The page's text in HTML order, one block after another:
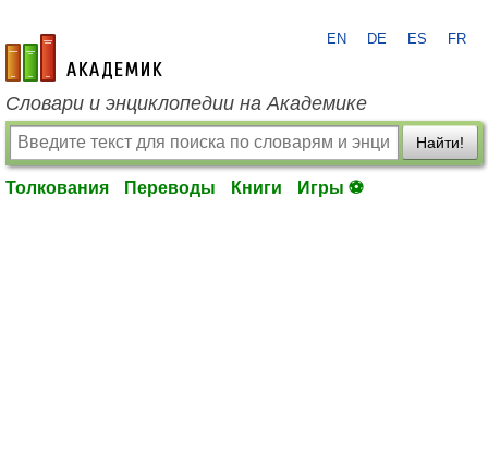
academic.ru
EN DE ES FR
Словари и энциклопедии на Академике
Найти!
Толкования Переводы Книги Игры ⚽